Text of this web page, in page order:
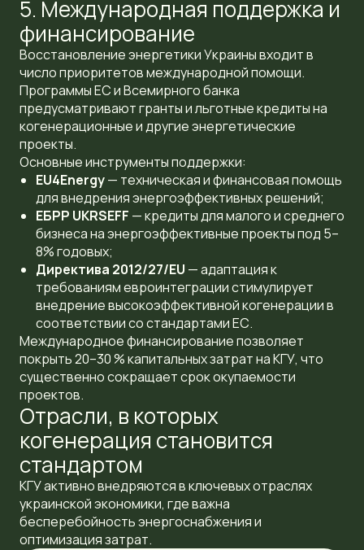
5. Международная поддержка и
финансирование
Восстановление энергетики Украины входит в
число приоритетов международной помощи.
Программы ЕС и Всемирного банка
предусматривают гранты и льготные кредиты на
когенерационные и другие энергетические
проекты.
Основные инструменты поддержки:
EU4Energy— техническая и финансовая помощь
для внедрения энергоэффективных решений;
ЕБРР UKRSEFF — кредиты для малого и среднего
бизнеса на энергоэффективные проекты под 5–
8% годовых;
Директива 2012/27/EU — адаптация к
требованиям евроинтеграции стимулирует
внедрение высокоэффективной когенерации в
соответствии со стандартами ЕС.
Международное финансирование позволяет
покрыть 20–30 % капитальных затрат на КГУ, что
существенно сокращает срок окупаемости
проектов.
Отрасли, в которых
когенерация становится
стандартом
КГУ активно внедряются в ключевых отраслях
украинской экономики, где важна
бесперебойность энергоснабжения и
оптимизация затрат.